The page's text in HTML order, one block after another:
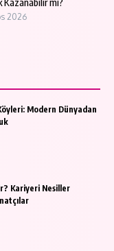
Kazanabilir mi?
2026
Modern Dünyadan
Kariyeri Nesiller